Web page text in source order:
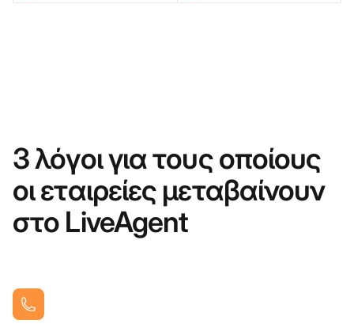
3 λόγοι για τους οποίους
οι εταιρείες μεταβαίνουν
στο LiveAgent